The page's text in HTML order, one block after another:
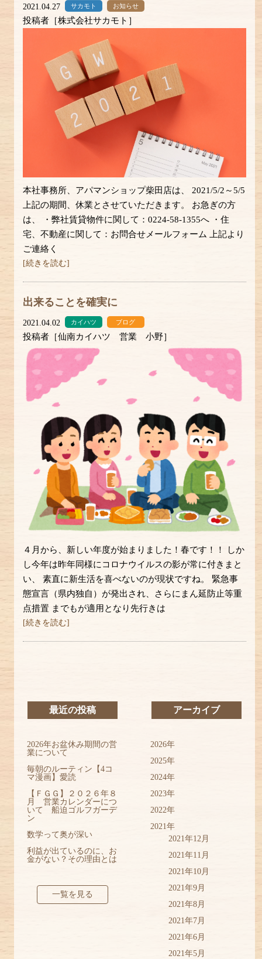
2021.04.27 サカモト お知らせ
投稿者［株式会社サカモト］
本社事務所、アパマンショップ柴田店は、 2021/5/2～5/5
上記の期間、休業とさせていただきます。 お急ぎの方
は、 ・弊社賃貸物件に関して：0224-58-1355へ ・住
宅、不動産に関して：お問合せメールフォーム 上記より
ご連絡く
[続きを読む]
出来ることを確実に
2021.04.02 カイハツ ブログ
投稿者［仙南カイハツ 営業 小野］
４月から、新しい年度が始まりました！春です！！ しか
し今年は昨年同様にコロナウイルスの影が常に付きまと
い、 素直に新生活を喜べないのが現状ですね。 緊急事
態宣言（県内独自）が発出され、さらにまん延防止等重
点措置 までもが適用となり先行きは
[続きを読む]
最近の投稿
2026年お盆休み期間の営
業について
毎朝のルーティン【4コ
マ漫画】愛読
【ＦＧＧ】２０２６年８
月 営業カレンダーにつ
いて 船迫ゴルフガーデ
ン
数学って奥が深い
利益が出ているのに、お
金がない？その理由とは
一覧を見る
アーカイブ
2026年
2025年
2024年
2023年
2022年
2021年
2021年12月
2021年11月
2021年10月
2021年9月
2021年8月
2021年7月
2021年6月
2021年5月